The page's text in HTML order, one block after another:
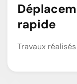
rapide
Travaux